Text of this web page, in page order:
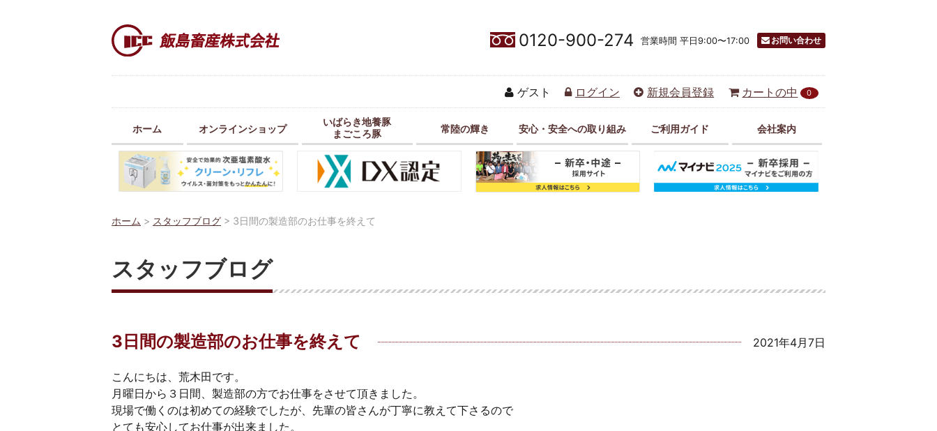
0120-900-274 営業時間 平日9:00〜17:00 お問い合わせ
ゲスト ログイン 新規会員登録 カートの中 0
ホーム オンラインショップ
いばらき地養豚
まごころ豚
常陸の輝き 安心・安全への取り組み ご利用ガイド 会社案内
ホーム > スタッフブログ > 3日間の製造部のお仕事を終えて
スタッフブログ
3日間の製造部のお仕事を終えて 2021年4月7日
こんにちは、荒木田です。
月曜日から３日間、製造部の方でお仕事をさせて頂きました。
現場で働くのは初めての経験でしたが、先輩の皆さんが丁寧に教えて下さるので
とても安心してお仕事が出来ました。